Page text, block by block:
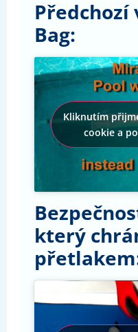
Předchozí
Bag:
Kliknutím
cookie a
který